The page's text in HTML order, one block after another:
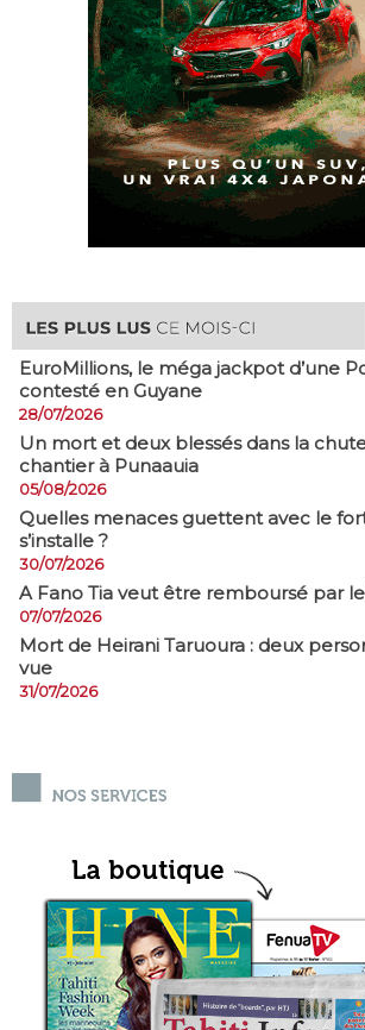
EuroMillions, ​le méga jackpot d’une
contesté en Guyane
28/07/2026
​Un mort et deux blessés dans la
chantier à Punaauia
05/08/2026
Quelles menaces guettent avec le
s’installe ?
30/07/2026
A Fano Tia veut être remboursé par
07/07/2026
Mort de Heirani Taruoura : deux
vue
31/07/2026